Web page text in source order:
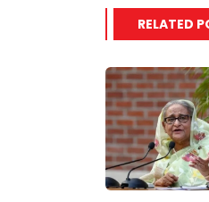
RELATED